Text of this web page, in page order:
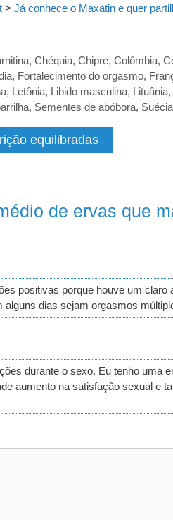
> Já conhece o Maxatin e quer
, Chéquia, Chipre, Colômbia,
, Fortalecimento do orgasmo,
, Letônia, Libido masculina, Lituânia,
, Sementes de abóbora, Suécia
equilibradas
de ervas que
positivas porque houve um
dias sejam orgasmos
durante o sexo. Eu tenho uma
aumento na satisfação sexual e